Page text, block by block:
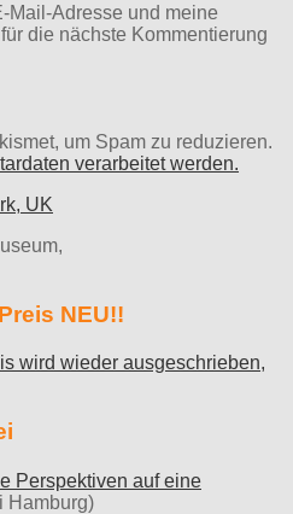
Mail-Adresse und meine
die nächste Kommentierung
um Spam zu reduzieren.
verarbeitet werden.
NEU!!
wird wieder ausgeschrieben,
Perspektiven auf eine
Hamburg)